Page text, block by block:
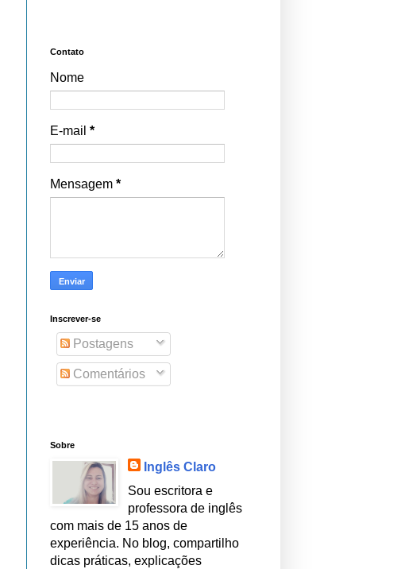
Contato
Nome
E-mail *
Mensagem *
Inscrever-se
Postagens
Comentários
Sobre
Inglês Claro
Sou escritora e
professora de inglês
com mais de 15 anos de
experiência. No blog, compartilho
dicas práticas, explicações